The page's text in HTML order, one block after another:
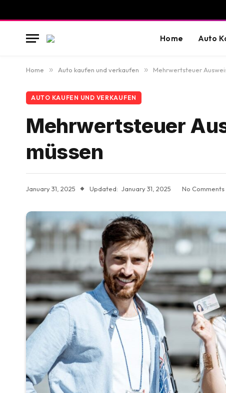
Home Auto
Home » Auto kaufen und verkaufen » Mehrwertsteuer
AUTO KAUFEN UND VERKAUFEN
Mehrwertsteuer
müssen
January 31, 2025 Updated: January 31, 2025 No Comments